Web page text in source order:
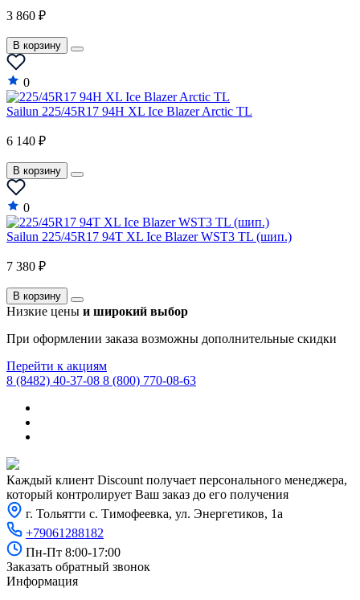
3 860 ₽
В корзину
0
Sailun 225/45R17 94H XL Ice Blazer Arctic TL
6 140 ₽
В корзину
0
Sailun 225/45R17 94T XL Ice Blazer WST3 TL (шип.)
7 380 ₽
В корзину
Низкие цены и широкий выбор
При оформлении заказа возможны дополнительные скидки
Перейти к акциям
8 (8482) 40-37-08 8 (800) 770-08-63
Каждый клиент Discount получает персонального менеджера,
который контролирует Ваш заказ до его получения
г. Тольятти с. Тимофеевка, ул. Энергетиков, 1а
+79061288182
Пн-Пт 8:00-17:00
Заказать обратный звонок
Информация